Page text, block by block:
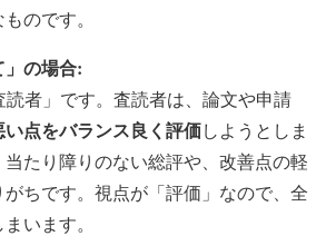
のです。
」の場合:
者」です。査読者は、論文や申請
い点をバランス良く評価しようとしま
たり障りのない総評や、改善点の軽
ちです。視点が「評価」なので、全
います。